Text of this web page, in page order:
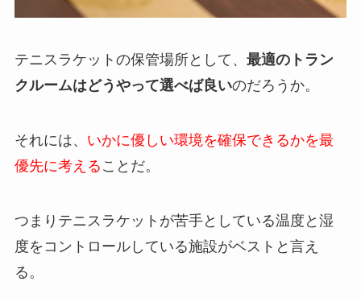
テニスラケットの保管場所として、 最適のトラン
クルームはどうやって選べば良いのだろうか。
それには、 いかに優しい環境を確保できるかを最
優先に考える ことだ。
つまりテニスラケットが苦手としている温度と湿
度をコントロールしている施設がベストと言え
る。